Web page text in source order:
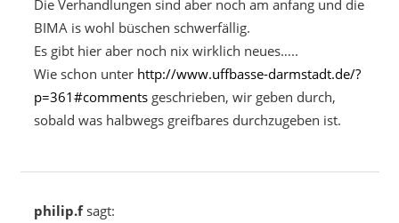
Die Verhandlungen sind aber noch am anfang und die
BIMA is wohl büschen schwerfällig.
Es gibt hier aber noch nix wirklich neues…..
Wie schon unter http://www.uffbasse-darmstadt.de/?
p=361#commentsgeschrieben, wir geben durch,
sobald was halbwegs greifbares durchzugeben ist.
philip.f sagt: